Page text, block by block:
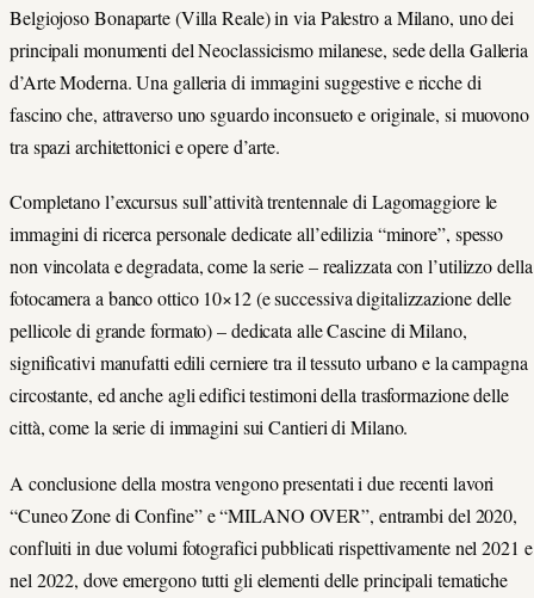
Belgiojoso Bonaparte (Villa Reale) in via Palestro a Milano, uno dei
principali monumenti del Neoclassicismo milanese, sede della Galleria
d’Arte Moderna. Una galleria di immagini suggestive e ricche di
fascino che, attraverso uno sguardo inconsueto e originale, si muovono
tra spazi architettonici e opere d’arte.
Completano l’excursus sull’attività trentennale di Lagomaggiore le
immagini di ricerca personale dedicate all’edilizia “minore”, spesso
non vincolata e degradata, come la serie – realizzata con l’utilizzo della
fotocamera a banco ottico 10×12 (e successiva digitalizzazione delle
pellicole di grande formato) – dedicata alle Cascine di Milano,
significativi manufatti edilicernieretra il tessuto urbano e la campagna
circostante, ed anche agli edifici testimoni della trasformazione delle
città, come la serie di immagini sui Cantieri di Milano.
A conclusione della mostra vengono presentati i due recenti lavori
“Cuneo Zone di Confine” e “MILANO OVER”, entrambi del 2020,
confluiti in due volumi fotografici pubblicati rispettivamente nel 2021 e
nel 2022, dove emergono tutti gli elementi delle principali tematiche